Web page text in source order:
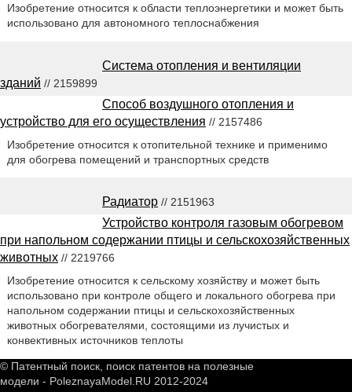
Изобретение относится к области теплоэнергетики и может быть
использовано для автономного теплоснабжения
Система отопления и вентиляции
зданий // 2159899
Способ воздушного отопления и
устройство для его осуществления // 2157486
Изобретение относится к отопительной технике и применимо
для обогрева помещений и транспортных средств
Радиатор // 2151963
Устройство контроля газовым обогревом
при напольном содержании птицы и сельскохозяйственных
животных // 2219766
Изобретение относится к сельскому хозяйству и может быть
использовано при контроле общего и локального обогрева при
напольном содержании птицы и сельскохозяйственных
животных обогревателями, состоящими из лучистых и
конвективных источников теплоты
© Патентный поиск, поиск патентов на полезные
модели - PoleznayaModel.RU 2012-2024